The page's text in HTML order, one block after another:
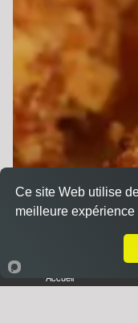
Tex Mex à
Accueil
Ce site Web utilise
meilleure